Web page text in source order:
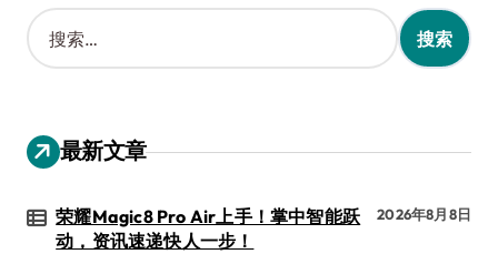
搜
索
：
最新文章
荣耀Magic8 Pro Air上手！掌中智能跃
动，资讯速递快人一步！
2026年8月8日